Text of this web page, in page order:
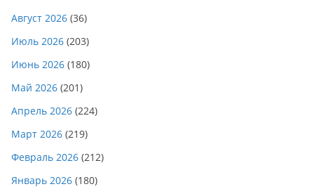
Август 2026 (36)
Июль 2026 (203)
Июнь 2026 (180)
Май 2026 (201)
Апрель 2026 (224)
Март 2026 (219)
Февраль 2026 (212)
Январь 2026 (180)